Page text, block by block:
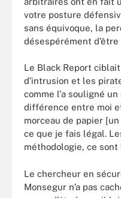
votre posture
sans équivoque, la
désespérément
Le Black Report
d’intrusion et les
comme l'a souligné
différence entre moi
morceau de papier
ce que je fais légal.
méthodologie, ce sont
Le chercheur en
Monsegur n’a pas